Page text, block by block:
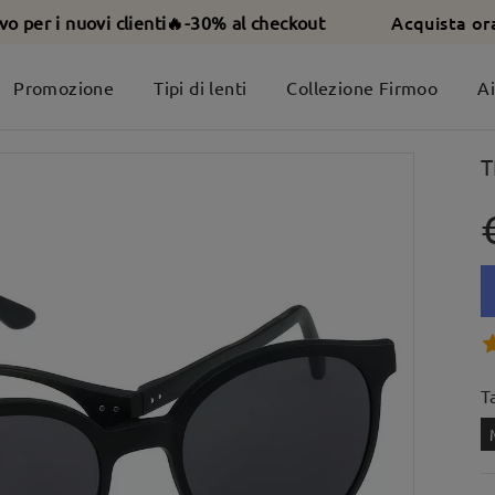
per i nuovi clienti🔥-30% al checkout Acquista
Promozione Tipi di lenti Collezione Firmoo